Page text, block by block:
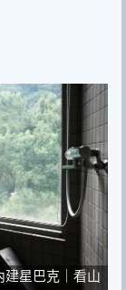
建星巴克｜看山